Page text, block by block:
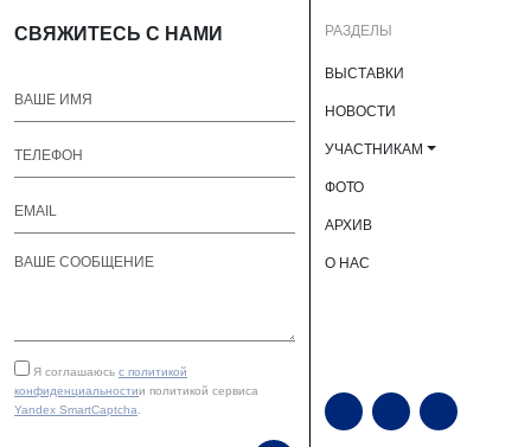
СВЯЖИТЕСЬ С НАМИ
Я соглашаюсь с политикой
конфиденциальностии политикой сервиса
Yandex SmartCaptcha
РАЗДЕЛЫ
ВЫСТАВКИ
НОВОСТИ
УЧАСТНИКАМ
ФОТО
АРХИВ
О НАС